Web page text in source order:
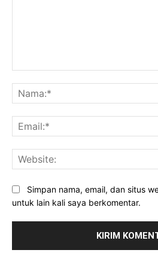
Simpan nama, email, dan situs
untuk lain kali saya berkomentar.